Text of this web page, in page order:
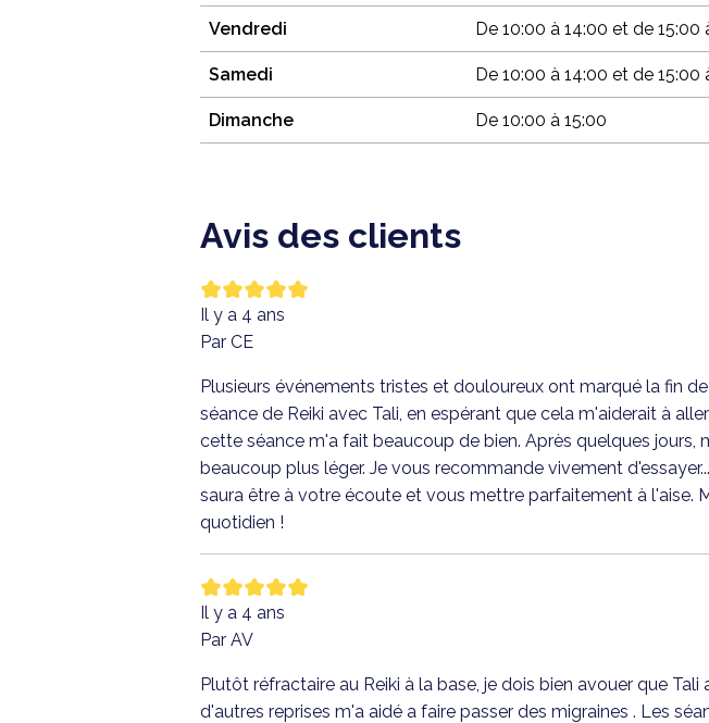
Vendredi De 10:00 à 14:00 et de 15:00
Samedi De 10:00 à 14:00 et de 15:00
Dimanche De 10:00 à 15:00
Avis des clients
Il y a 4 ans
Par CE
Plusieurs événements tristes et douloureux ont marqué la fin
séance de Reiki avec Tali, en espérant que cela m'aiderait à
cette séance m'a fait beaucoup de bien. Après quelques
beaucoup plus léger. Je vous recommande vivement
saura être à votre écoute et vous mettre parfaitement à l'aise.
quotidien !
Il y a 4 ans
Par AV
Plutôt réfractaire au Reiki à la base, je dois bien avouer que
d'autres reprises m'a aidé a faire passer des migraines . Les